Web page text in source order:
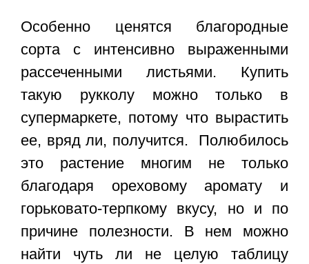
Особенно ценятся благородные
сорта с интенсивно выраженными
рассеченными листьями. Купить
такую рукколу можно только в
супермаркете, потому что вырастить
ее, вряд ли, получится. Полюбилось
это растение многим не только
благодаря ореховому аромату и
горьковато-терпкому вкусу, но и по
причине полезности. В нем можно
найти чуть ли не целую таблицу